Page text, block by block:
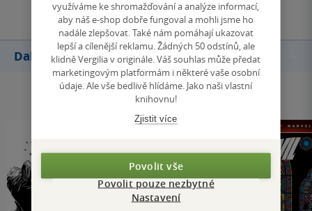
Další knihy autora
využíváme ke shromažďování a analýze informací,
aby náš e-shop dobře fungoval a mohli jsme ho
nadále zlepšovat. Také nám pomáhají ukazovat
lepší a cílenější reklamu. Žádných 50 odstínů, ale
klidně Vergilia v originále. Váš souhlas může předat
marketingovým platformám i některé vaše osobní
údaje. Ale vše bedlivě hlídáme. Jako naši vlastní
knihovnu!
Zjistit více
Povolit vše
Povolit pouze nezbytné
Nastavení